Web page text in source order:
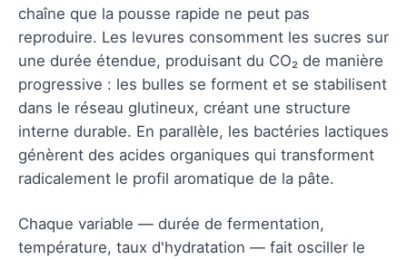
chaîne que la pousse rapide ne peut pas
reproduire. Les levures consomment les sucres sur
une durée étendue, produisant du CO₂ de manière
progressive : les bulles se forment et se stabilisent
dans le réseau glutineux, créant une structure
interne durable. En parallèle, les bactéries lactiques
génèrent des acides organiques qui transforment
radicalement le profil aromatique de la pâte.
Chaque variable — durée de fermentation,
température, taux d'hydratation — fait osciller le